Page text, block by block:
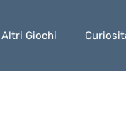
Altri Giochi